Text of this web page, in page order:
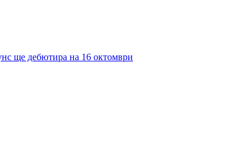
ще дебютира на 16 октомври